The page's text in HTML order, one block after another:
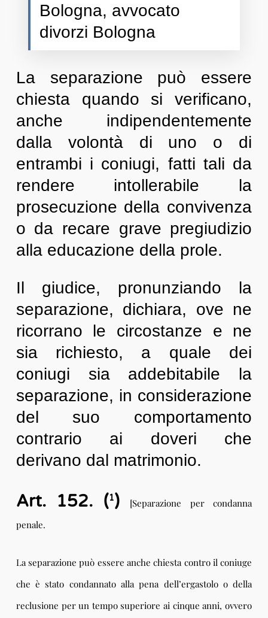
Bologna, avvocato
divorzi Bologna
La separazione può essere
chiesta quando si verificano,
anche indipendentemente
dalla volontà di uno o di
entrambi i coniugi, fatti tali da
rendere intollerabile la
prosecuzione della convivenza
o da recare grave pregiudizio
alla educazione della prole.
Il giudice, pronunziando la
separazione, dichiara, ove ne
ricorrano le circostanze e ne
sia richiesto, a quale dei
coniugi sia addebitabile la
separazione, in considerazione
del suo comportamento
contrario ai doveri che
derivano dal matrimonio.
Art. 152. (1)
[Separazione per condanna
penale.
La separazione può essere anche chiesta contro il coniuge
che è stato condannato alla pena dell’ergastolo o della
reclusione per un tempo superiore ai cinque anni, ovvero